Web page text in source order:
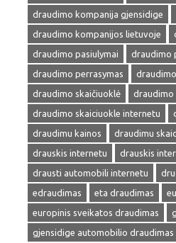
draudimo kompanija gjensidige
draudimo kompanijos lietuvoje
draudimo pasiulymai
draudimo
draudimo perrasymas
draudimo skaičiuoklė
draudimo
draudimo skaiciuokle internetu
draudimu kainos
draudimu
drauskis internetu
drauskis
drausti automobili internetu
edraudimas
eta draudimas
europinis sveikatos draudimas
gjensidige automobilio draudimas